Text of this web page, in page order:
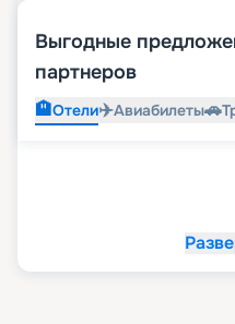
Выгодные
партнеров
🏨Отели✈️Авиабилеты🚗